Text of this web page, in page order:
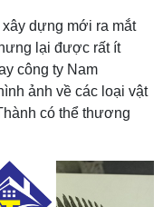
dựng mới ra mắt
lại được rất ít
công ty Nam
ảnh về các loại vật
có thể thương